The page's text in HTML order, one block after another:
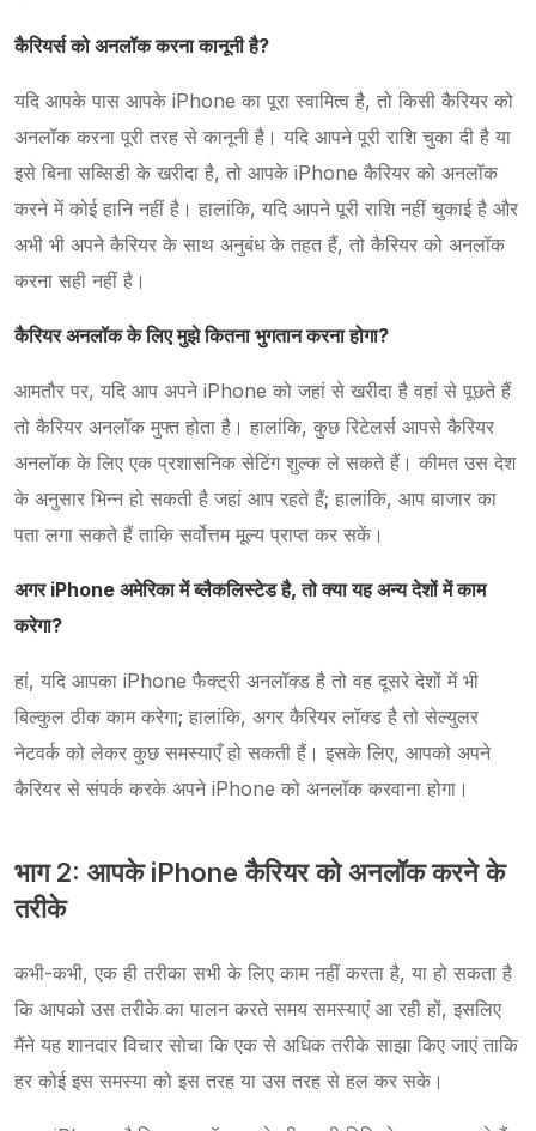
कैरियर्स को अनलॉक करना कानूनी है?
यदि आपके पास आपके iPhone का पूरा स्वामित्व है, तो किसी कैरियर को
अनलॉक करना पूरी तरह से कानूनी है। यदि आपने पूरी राशि चुका दी है या
इसे बिना सब्सिडी के खरीदा है, तो आपके iPhone कैरियर को अनलॉक
करने में कोई हानि नहीं है। हालांकि, यदि आपने पूरी राशि नहीं चुकाई है और
अभी भी अपने कैरियर के साथ अनुबंध के तहत हैं, तो कैरियर को अनलॉक
करना सही नहीं है।
कैरियर अनलॉक के लिए मुझे कितना भुगतान करना होगा?
आमतौर पर, यदि आप अपने iPhone को जहां से खरीदा है वहां से पूछते हैं
तो कैरियर अनलॉक मुफ्त होता है। हालांकि, कुछ रिटेलर्स आपसे कैरियर
अनलॉक के लिए एक प्रशासनिक सेटिंग शुल्क ले सकते हैं। कीमत उस देश
के अनुसार भिन्न हो सकती है जहां आप रहते हैं; हालांकि, आप बाजार का
पता लगा सकते हैं ताकि सर्वोत्तम मूल्य प्राप्त कर सकें।
अगर iPhone अमेरिका में ब्लैकलिस्टेड है, तो क्या यह अन्य देशों में काम
करेगा?
हां, यदि आपका iPhone फैक्ट्री अनलॉक्ड है तो वह दूसरे देशों में भी
बिल्कुल ठीक काम करेगा; हालांकि, अगर कैरियर लॉक्ड है तो सेल्युलर
नेटवर्क को लेकर कुछ समस्याएँ हो सकती हैं। इसके लिए, आपको अपने
कैरियर से संपर्क करके अपने iPhone को अनलॉक करवाना होगा।
भाग 2: आपके iPhone कैरियर को अनलॉक करने के
तरीके
कभी-कभी, एक ही तरीका सभी के लिए काम नहीं करता है, या हो सकता है
कि आपको उस तरीके का पालन करते समय समस्याएं आ रही हों, इसलिए
मैंने यह शानदार विचार सोचा कि एक से अधिक तरीके साझा किए जाएं ताकि
हर कोई इस समस्या को इस तरह या उस तरह से हल कर सके।